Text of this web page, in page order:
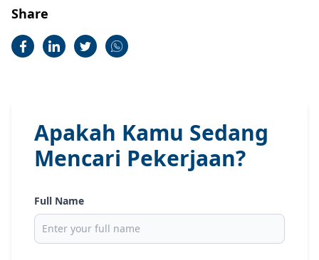
Share
Apakah Kamu Sedang
Mencari Pekerjaan?
Full Name